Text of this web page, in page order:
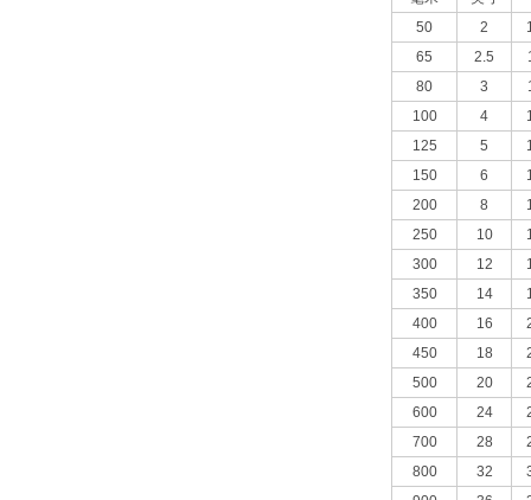
50
2
65
2.5
80
3
100
4
125
5
150
6
200
8
250
10
300
12
350
14
400
16
450
18
500
20
600
24
700
28
800
32